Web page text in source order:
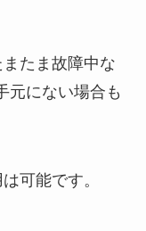
たま故障中な
元にない場合も
可能です。